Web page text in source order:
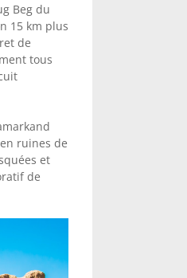
Beg du
15 km plus
de
tous
ruines de
et
de